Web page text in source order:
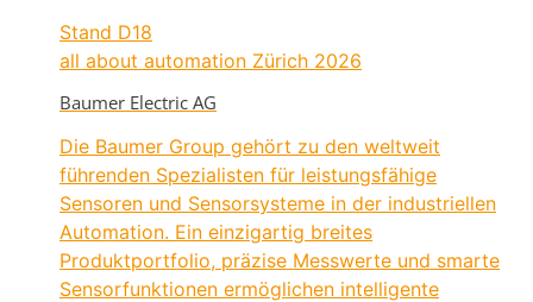
Stand D18
all about automation Zürich 2026
Baumer Electric AG
Die Baumer Group gehört zu den weltweit
führenden Spezialisten für leistungsfähige
Sensoren und Sensorsysteme in der industriellen
Automation. Ein einzigartig breites
Produktportfolio, präzise Messwerte und smarte
Sensorfunktionen ermöglichen intelligente